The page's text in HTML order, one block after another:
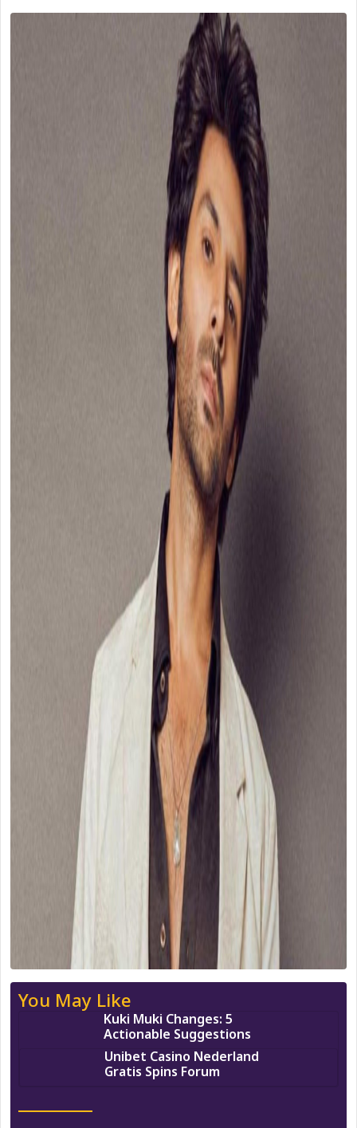
You May Like
Kuki Muki Changes: 5
Actionable Suggestions
Unibet Casino Nederland
Gratis Spins Forum